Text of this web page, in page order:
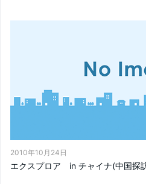
2010年10月24日
エクスプロア in チャイナ(中